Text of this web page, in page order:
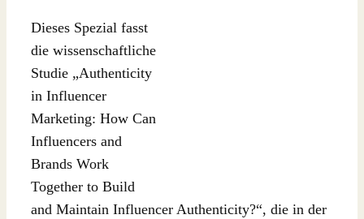
Dieses Spezial fasst
die wissenschaftliche
Studie „Authenticity
in Influencer
Marketing: How Can
Influencers and
Brands Work
Together to Build
and Maintain Influencer Authenticity?“, die in der